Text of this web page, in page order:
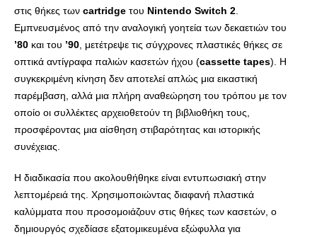
στις θήκες των cartridge του Nintendo Switch 2
Εμπνευσμένος από την αναλογική γοητεία των δεκαετιών του
’80 και του ’90 , μετέτρεψε τις σύγχρονες πλαστικές θήκες σε
οπτικά αντίγραφα παλιών κασετών ήχου (cassette tapes). Η
συγκεκριμένη κίνηση δεν αποτελεί απλώς μια εικαστική
παρέμβαση, αλλά μια πλήρη αναθεώρηση του τρόπου με τον
οποίο οι συλλέκτες αρχειοθετούν τη βιβλιοθήκη τους,
προσφέροντας μια αίσθηση στιβαρότητας και ιστορικής
συνέχειας.
Η διαδικασία που ακολουθήθηκε είναι εντυπωσιακή στην
λεπτομέρειά της. Χρησιμοποιώντας διαφανή πλαστικά
καλύμματα που προσομοιάζουν στις θήκες των κασετών, ο
δημιουργός σχεδίασε εξατομικευμένα εξώφυλλα για